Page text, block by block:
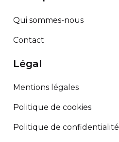
Qui sommes-nous
Contact
Légal
Mentions légales
Politique de cookies
Politique de confidentialité